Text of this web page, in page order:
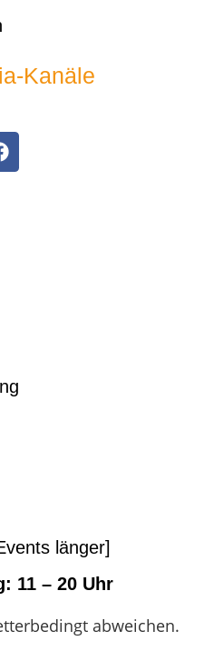
Kanäle
länger]
11 – 20 Uhr
abweichen.